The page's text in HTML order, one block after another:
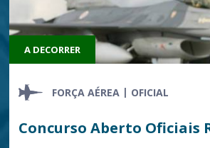
FORÇA AÉREA OFICIAL
Concurso Aberto Oficiais
A DECORRER